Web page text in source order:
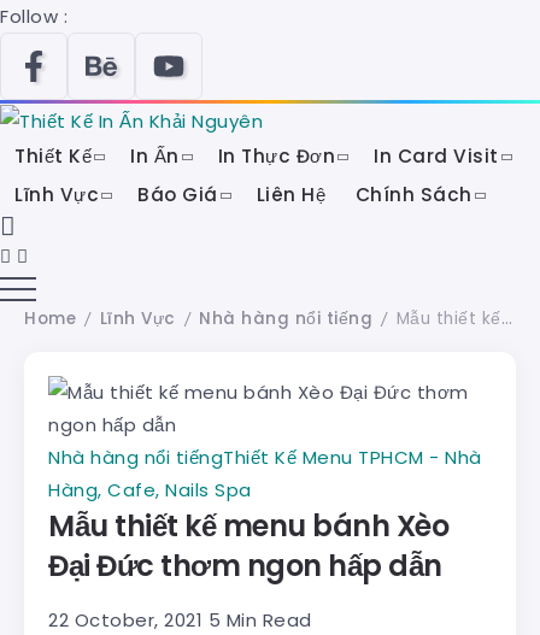
Follow :
Thiết Kế In Ấn In Thực Đơn
In Card Visit
Lĩnh Vực
Báo Giá Liên Hệ Chính Sách
Home / Lĩnh Vực / Nhà hàng nổi tiếng / Mẫu thiết kế menu bánh Xèo Đại Đức thơm ngon hấp dẫn
Nhà hàng nổi tiếngThiết Kế Menu TPHCM - Nhà
Hàng, Cafe, Nails Spa
Mẫu thiết kế menu bánh Xèo
Đại Đức thơm ngon hấp dẫn
22 October, 2021 5 Min Read